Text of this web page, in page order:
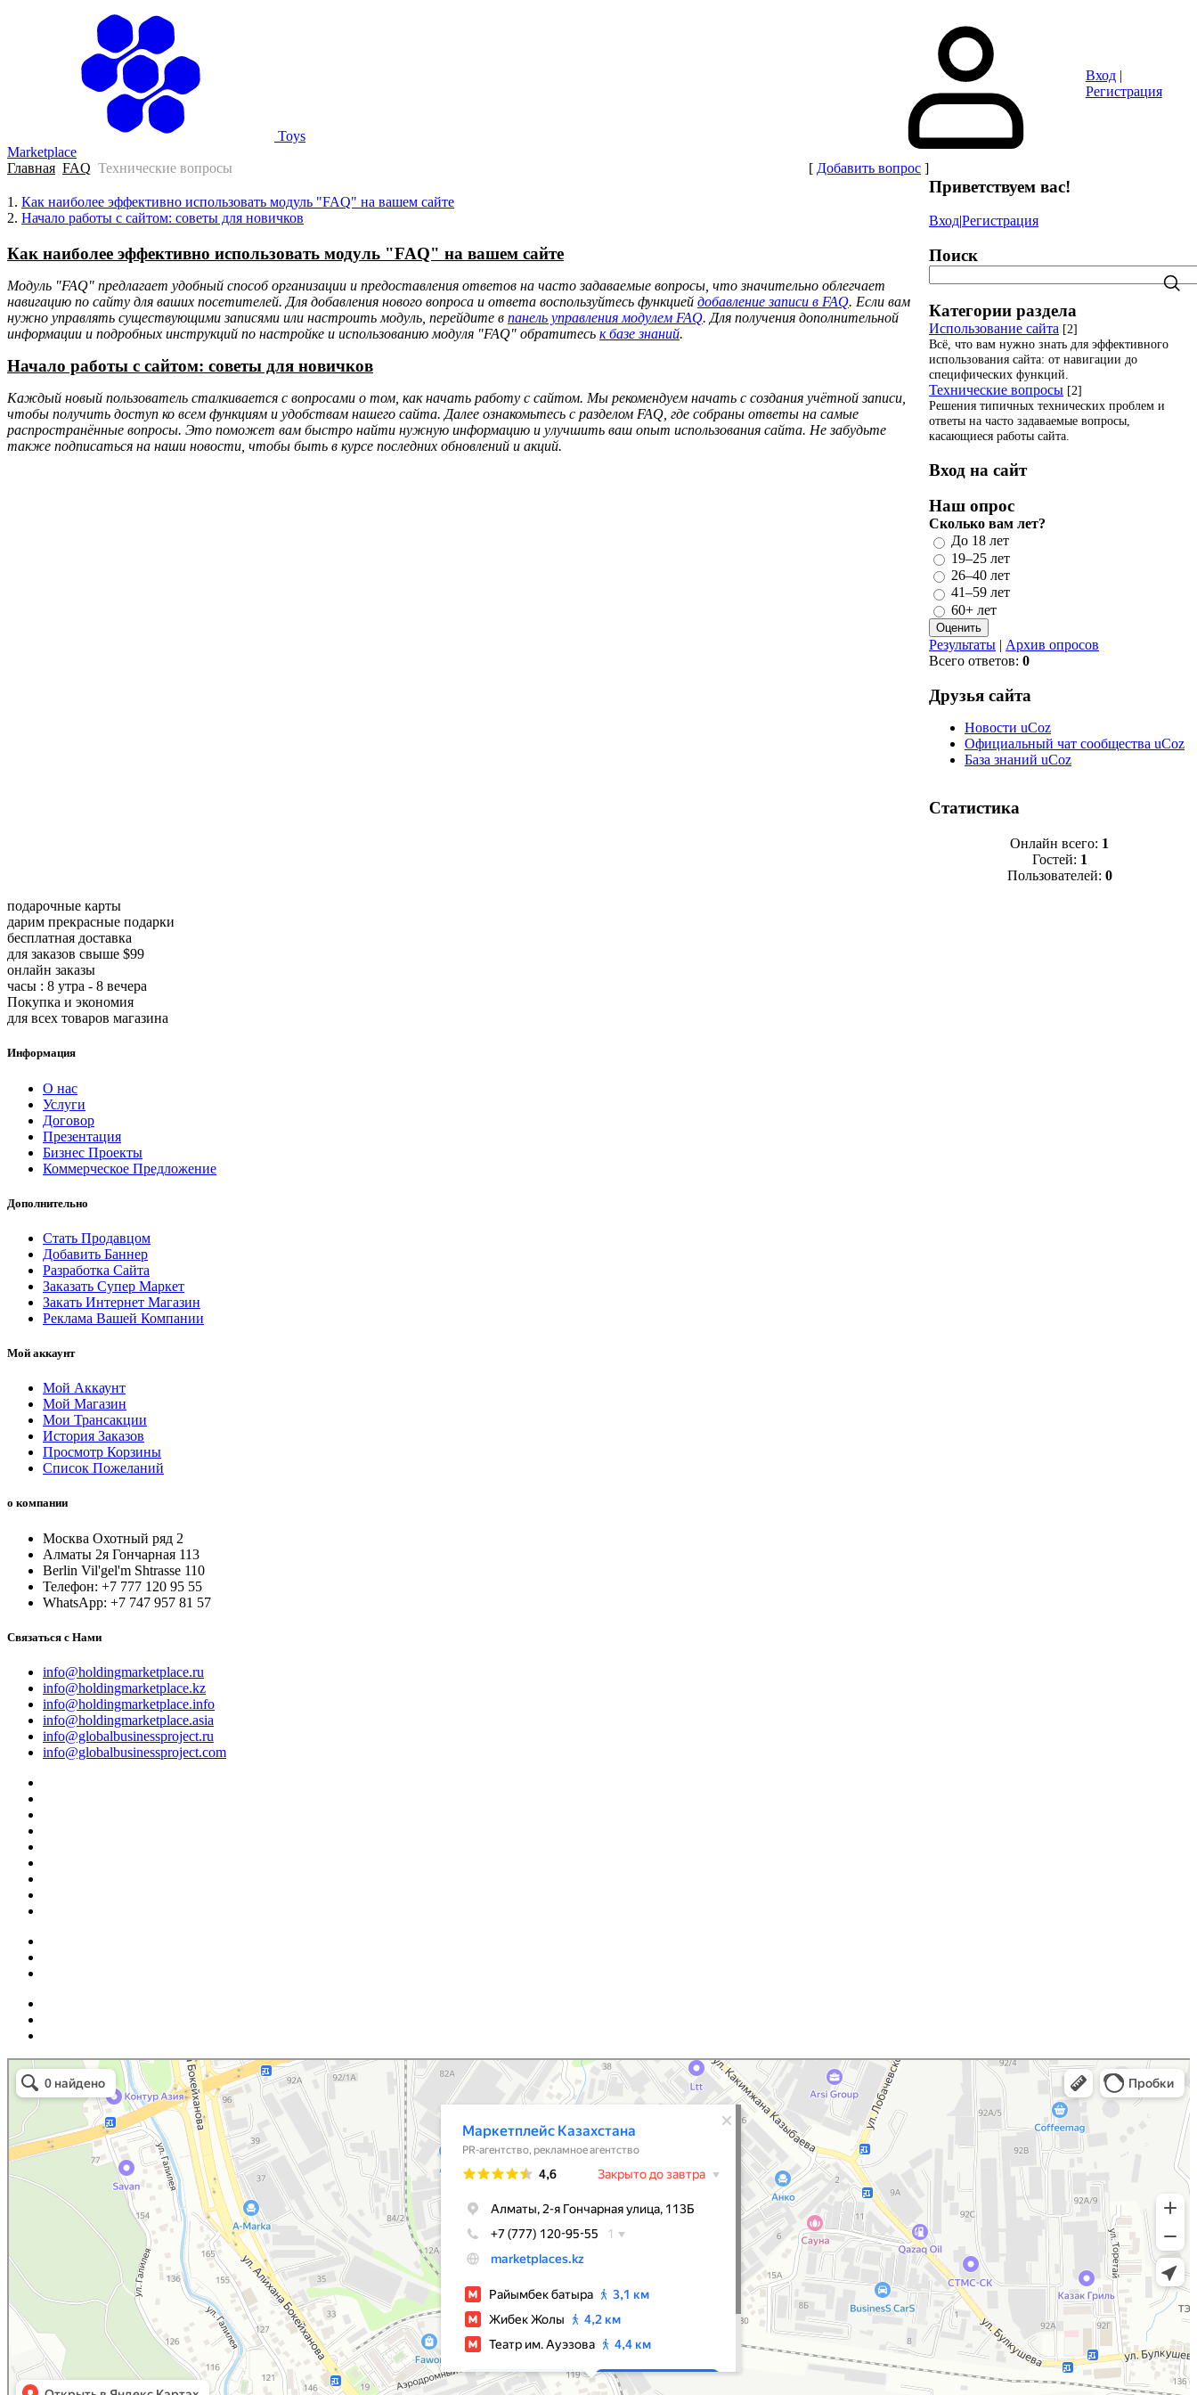
Toys
Marketplace
FAQ
Вход|
Регистрация
Главная FAQ Технические вопросы [ Добавить вопрос ]
1. Как наиболее эффективно использовать модуль "FAQ" на вашем сайте
2. Начало работы с сайтом: советы для новичков
Как наиболее эффективно использовать модуль "FAQ" на вашем сайте
Модуль "FAQ" предлагает удобный способ организации и предоставления ответов на часто задаваемые вопросы, что значительно облегчает
навигацию по сайту для ваших посетителей. Для добавления нового вопроса и ответа воспользуйтесь функцией добавление записи в FAQ. Если вам
нужно управлять существующими записями или настроить модуль, перейдите в панель управления модулем FAQ. Для получения дополнительной
информации и подробных инструкций по настройке и использованию модуля "FAQ" обратитесь к базе знаний.
Начало работы с сайтом: советы для новичков
Каждый новый пользователь сталкивается с вопросами о том, как начать работу с сайтом. Мы рекомендуем начать с создания учётной записи,
чтобы получить доступ ко всем функциям и удобствам нашего сайта. Далее ознакомьтесь с разделом FAQ, где собраны ответы на самые
распространённые вопросы. Это поможет вам быстро найти нужную информацию и улучшить ваш опыт использования сайта. Не забудьте
также подписаться на наши новости, чтобы быть в курсе последних обновлений и акций.
Приветствуем вас!
Вход|Регистрация
Поиск
Категории раздела
Использование сайта [2]
Всё, что вам нужно знать для эффективного
использования сайта: от навигации до
специфических функций.
Технические вопросы [2]
Решения типичных технических проблем и
ответы на часто задаваемые вопросы,
касающиеся работы сайта.
Вход на сайт
Наш опрос
Сколько вам лет?
До 18 лет
19–25 лет
26–40 лет
41–59 лет
60+ лет
Результаты | Архив опросов
Всего ответов: 0
Друзья сайта
Новости uCoz
Официальный чат сообщества uCoz
База знаний uCoz
Статистика
Онлайн всего: 1
Гостей: 1
Пользователей: 0
подарочные карты
дарим прекрасные подарки
бесплатная доставка
для заказов свыше $99
онлайн заказы
часы : 8 утра - 8 вечера
Покупка и экономия
для всех товаров магазина
Информация
О нас
Услуги
Договор
Презентация
Бизнес Проекты
Коммерческое Предложение
Дополнительно
Стать Продавцом
Добавить Баннер
Разработка Сайта
Заказать Супер Маркет
Закать Интернет Магазин
Реклама Вашей Компании
Мой аккаунт
Мой Аккаунт
Мой Магазин
Мои Трансакции
История Заказов
Просмотр Корзины
Список Пожеланий
о компании
Москва Охотный ряд 2
Алматы 2я Гончарная 113
Berlin Vil'gel'm Shtrasse 110
Телефон: +7 777 120 95 55
WhatsApp: +7 747 957 81 57
Связаться с Нами
info@holdingmarketplace.ru
info@holdingmarketplace.kz
info@holdingmarketplace.info
info@holdingmarketplace.asia
info@globalbusinessproject.ru
info@globalbusinessproject.com
Маркетплейс Казахстана
Рекламное агентство в Алматы
Информационное агентство в Алматы